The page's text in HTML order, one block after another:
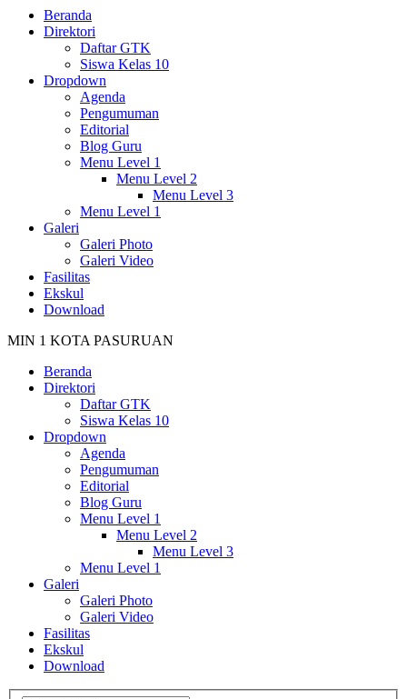
Beranda
Direktori
Daftar GTK
Siswa Kelas 10
Dropdown
Agenda
Pengumuman
Editorial
Blog Guru
Menu Level 1
Menu Level 2
Menu Level 3
Menu Level 1
Galeri
Galeri Photo
Galeri Video
Fasilitas
Ekskul
Download
MIN 1 KOTA PASURUAN
Beranda
Direktori
Daftar GTK
Siswa Kelas 10
Dropdown
Agenda
Pengumuman
Editorial
Blog Guru
Menu Level 1
Menu Level 2
Menu Level 3
Menu Level 1
Galeri
Galeri Photo
Galeri Video
Fasilitas
Ekskul
Download